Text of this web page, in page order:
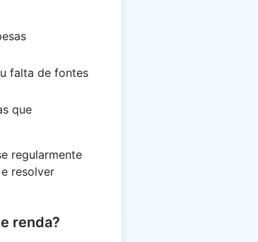
falta de fontes
que
regularmente
resolver
renda?